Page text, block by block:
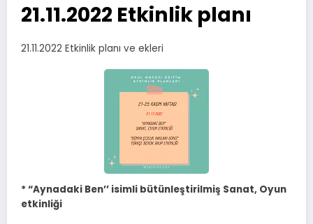
21.11.2022 Etkinlik planı
21.11.2022 Etkinlik planı ve ekleri
* “Aynadaki Ben’’ isimli bütünleştirilmiş Sanat, Oyun
etkinliği